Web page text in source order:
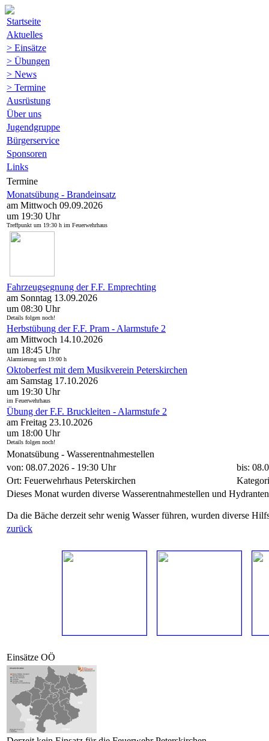
Startseite
Aktuelles
> Einsätze
> Übungen
> News
> Termine
Ausrüstung
Über uns
Jugendgruppe
Bürgerservice
Sponsoren
Links
Termine
Monatsübung - Brandeinsatz
am Mittwoch 09.09.2026
um 19:30 Uhr
Treffpunkt um 19:30 h im Feuerwehrhaus
Fahrzeugsegnung der F.F. Emprechting
am Sonntag 13.09.2026
um 08:30 Uhr
Details folgen noch!
Herbstübung der F.F. Pram - Alarmstufe 2
am Mittwoch 14.10.2026
um 18:45 Uhr
Alarmierung um 19:00 h
Oktoberfest mit dem Musikverein Peterskirchen
am Samstag 17.10.2026
um 19:30 Uhr
im Feuerwehrhaus
Übung der F.F. Bruckleiten - Alarmstufe 2
am Freitag 23.10.2026
um 18:00 Uhr
Details folgen noch!
Monatsübung - Wasserentnahmestellen
von: 08.07.2026 - 19:30 Uhr
bis:
Ort: Feuerwehrhaus Peterskirchen
Dieses Monat wurden diverse Wasserentnahmestellen und
Da die Bäche derzeit sehr wenig Wasser führen, wurden diverse
zurück
Einsätze OÖ